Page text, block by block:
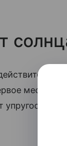
место.
упругость